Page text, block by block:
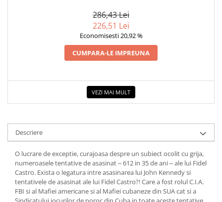
286,43 Lei
226,51 Lei
Economisesti 20,92 %
CUMPARA-LE IMPREUNA
VEZI MAI MULT
Descriere
O lucrare de exceptie, curajoasa despre un subiect ocolit cu grija,
numeroasele tentative de asasinat ‒ 612 in 35 de ani ‒ ale lui Fidel
Castro. Exista o legatura intre asasinarea lui John Kennedy si
tentativele de asasinat ale lui Fidel Castro?! Care a fost rolul C.I.A.
FBI si al Mafiei americane si al Mafiei cubaneze din SUA cat si a